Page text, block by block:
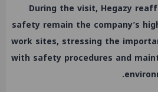
During the visit, Hegazy
safety remain the company’s
work sites, stressing the
with safety procedures and